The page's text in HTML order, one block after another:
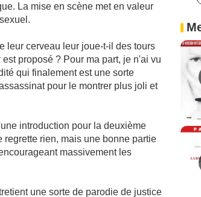
La mise en scène met en valeur
leur cerveau leur joue-t-il des tours
proposé ? Pour ma part, je n'ai vu
qui finalement est une sorte
pour le montrer plus joli et
introduction pour la deuxième
rien, mais une bonne partie
massivement les
une sorte de parodie de justice